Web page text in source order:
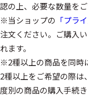
認の上、必要な数量をご
※当ショップの 「プラ
注文ください。ご購入
れます。
※2種以上の商品を同時
2種以上をご希望の際
度別の商品の購入手続